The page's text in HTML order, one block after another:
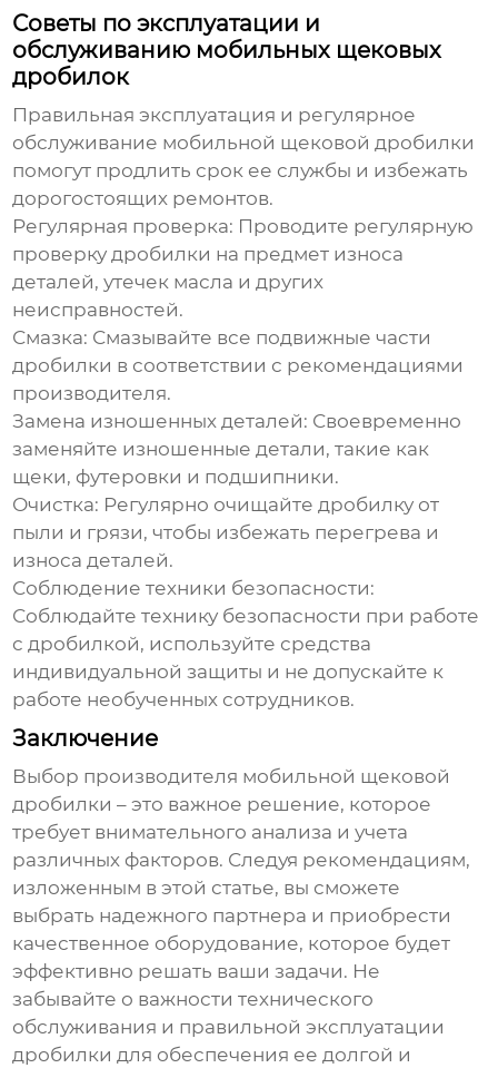
Советы по эксплуатации и
обслуживанию мобильных щековых
дробилок
Правильная эксплуатация и регулярное
обслуживание мобильной щековой дробилки
помогут продлить срок ее службы и избежать
дорогостоящих ремонтов.
Регулярная проверка: Проводите регулярную
проверку дробилки на предмет износа
деталей, утечек масла и других
неисправностей.
Смазка: Смазывайте все подвижные части
дробилки в соответствии с рекомендациями
производителя.
Замена изношенных деталей: Своевременно
заменяйте изношенные детали, такие как
щеки, футеровки и подшипники.
Очистка: Регулярно очищайте дробилку от
пыли и грязи, чтобы избежать перегрева и
износа деталей.
Соблюдение техники безопасности:
Соблюдайте технику безопасности при работе
с дробилкой, используйте средства
индивидуальной защиты и не допускайте к
работе необученных сотрудников.
Заключение
Выбор производителя мобильной щековой
дробилки – это важное решение, которое
требует внимательного анализа и учета
различных факторов. Следуя рекомендациям,
изложенным в этой статье, вы сможете
выбрать надежного партнера и приобрести
качественное оборудование, которое будет
эффективно решать ваши задачи. Не
забывайте о важности технического
обслуживания и правильной эксплуатации
дробилки для обеспечения ее долгой и